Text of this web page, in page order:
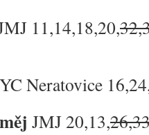
11,14,18,20,
Neratovice
JMJ 20,13,